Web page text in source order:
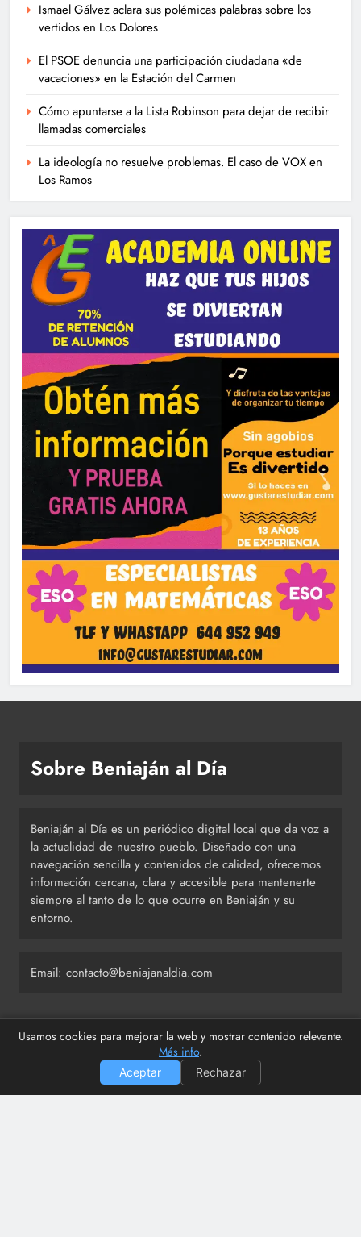
Usamos cookies para mejorar la web y mostrar contenido relevante.
Más info.
Aceptar Rechazar
Ismael Gálvez aclara sus polémicas palabras sobre los
vertidos en Los Dolores
El PSOE denuncia una participación ciudadana «de
vacaciones» en la Estación del Carmen
Cómo apuntarse a la Lista Robinson para dejar de recibir
llamadas comerciales
La ideología no resuelve problemas. El caso de VOX en
Los Ramos
Sobre Beniaján al Día
Beniaján al Día es un periódico digital local que da voz a
la actualidad de nuestro pueblo. Diseñado con una
navegación sencilla y contenidos de calidad, ofrecemos
información cercana, clara y accesible para mantenerte
siempre al tanto de lo que ocurre en Beniaján y su
entorno.
Email: contacto@beniajanaldia.com
Últimas publicaciones